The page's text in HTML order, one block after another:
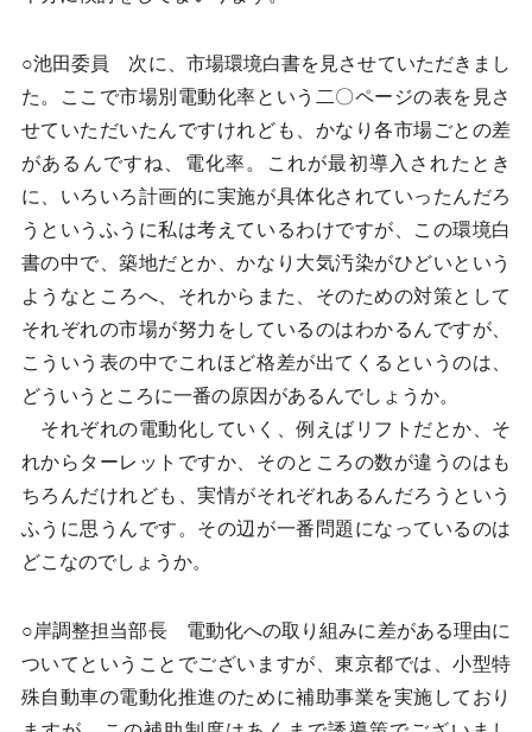
○池田委員 次に、市場環境白書を見させていただきまし
た。ここで市場別電動化率という二〇ページの表を見さ
せていただいたんですけれども、かなり各市場ごとの差
があるんですね、電化率。これが最初導入されたとき
に、いろいろ計画的に実施が具体化されていったんだろ
うというふうに私は考えているわけですが、この環境白
書の中で、築地だとか、かなり大気汚染がひどいという
ようなところへ、それからまた、そのための対策として
それぞれの市場が努力をしているのはわかるんですが、
こういう表の中でこれほど格差が出てくるというのは、
どういうところに一番の原因があるんでしょうか。
それぞれの電動化していく、例えばリフトだとか、そ
れからターレットですか、そのところの数が違うのはも
ちろんだけれども、実情がそれぞれあるんだろうという
ふうに思うんです。その辺が一番問題になっているのは
どこなのでしょうか。
○岸調整担当部長 電動化への取り組みに差がある理由に
ついてということでございますが、東京都では、小型特
殊自動車の電動化推進のために補助事業を実施しており